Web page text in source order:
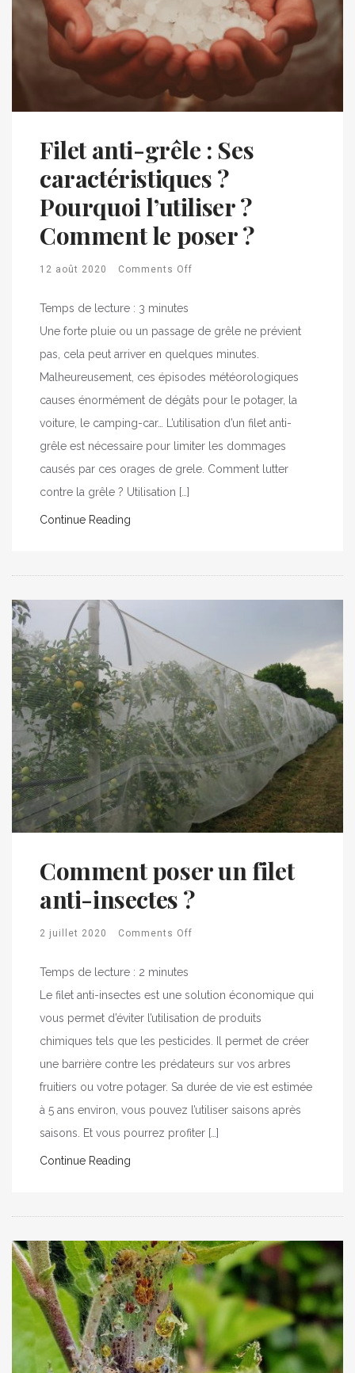
Filet anti-grêle : Ses
caractéristiques ?
Pourquoi l’utiliser ?
Comment le poser ?
12 août 2020 Comments Off
Temps de lecture : 3 minutes
Une forte pluie ou un passage de grêle ne prévient
pas, cela peut arriver en quelques minutes.
Malheureusement, ces épisodes météorologiques
causes énormément de dégâts pour le potager, la
voiture, le camping-car… L’utilisation d’un filet anti-
grêle est nécessaire pour limiter les dommages
causés par ces orages de grele. Comment lutter
contre la grêle ? Utilisation […]
Continue Reading
Comment poser un filet
anti-insectes ?
2 juillet 2020 Comments Off
Temps de lecture : 2 minutes
Le filet anti-insectes est une solution économique qui
vous permet d’éviter l’utilisation de produits
chimiques tels que les pesticides. Il permet de créer
une barrière contre les prédateurs sur vos arbres
fruitiers ou votre potager. Sa durée de vie est estimée
à 5 ans environ, vous pouvez l’utiliser saisons après
saisons. Et vous pourrez profiter […]
Continue Reading